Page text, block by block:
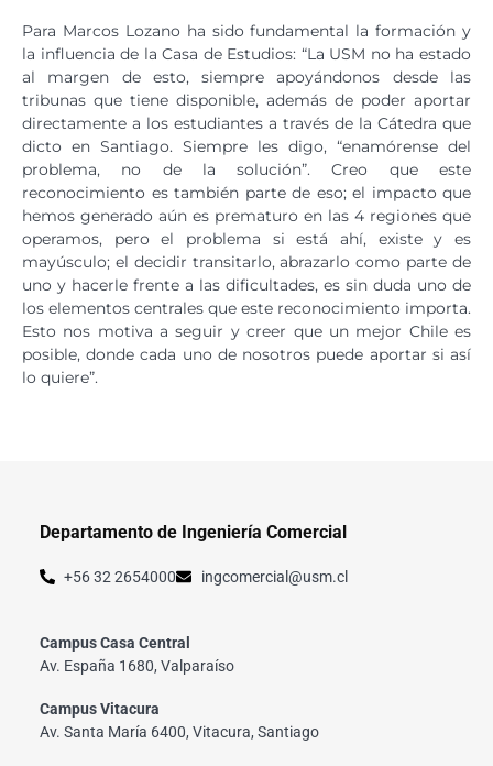
Para Marcos Lozano ha sido fundamental la formación y
la influencia de la Casa de Estudios: “La USM no ha estado
al margen de esto, siempre apoyándonos desde las
tribunas que tiene disponible, además de poder aportar
directamente a los estudiantes a través de la Cátedra que
dicto en Santiago. Siempre les digo, “enamórense del
problema, no de la solución”. Creo que este
reconocimiento es también parte de eso; el impacto que
hemos generado aún es prematuro en las 4 regiones que
operamos, pero el problema si está ahí, existe y es
mayúsculo; el decidir transitarlo, abrazarlo como parte de
uno y hacerle frente a las dificultades, es sin duda uno de
los elementos centrales que este reconocimiento importa.
Esto nos motiva a seguir y creer que un mejor Chile es
posible, donde cada uno de nosotros puede aportar si así
lo quiere”.
Departamento de Ingeniería Comercial
+56 32 2654000 ingcomercial@usm.cl
Campus Casa Central
Av. España 1680, Valparaíso
Campus Vitacura
Av. Santa María 6400, Vitacura, Santiago